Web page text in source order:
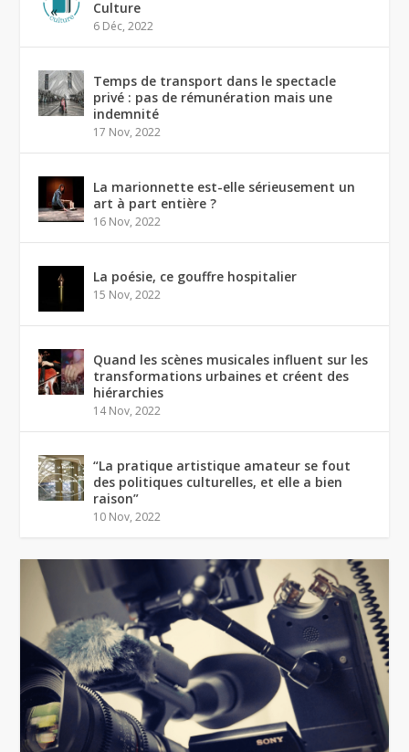
Culture
6 Déc, 2022
Temps de transport dans le spectacle
privé : pas de rémunération mais une
indemnité
17 Nov, 2022
La marionnette est-elle sérieusement un
art à part entière ?
16 Nov, 2022
La poésie, ce gouffre hospitalier
15 Nov, 2022
Quand les scènes musicales influent sur les
transformations urbaines et créent des
hiérarchies
14 Nov, 2022
“La pratique artistique amateur se fout
des politiques culturelles, et elle a bien
raison”
10 Nov, 2022